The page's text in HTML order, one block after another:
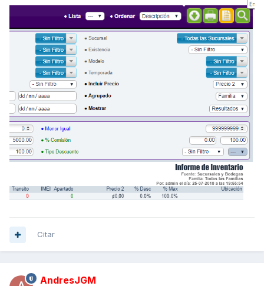
Citar
AndresJGM